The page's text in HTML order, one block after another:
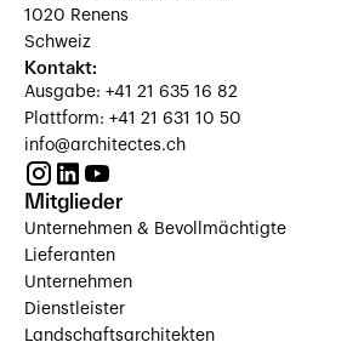
1020 Renens
Schweiz
Kontakt:
Ausgabe: +41 21 635 16 82
Plattform: +41 21 631 10 50
info@architectes.ch
Mitglieder
Unternehmen & Bevollmächtigte
Lieferanten
Unternehmen
Dienstleister
Landschaftsarchitekten